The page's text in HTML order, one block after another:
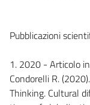
Pubblicazioni
1. 2020 - Articolo
Condorelli R.
Thinking. Cultural